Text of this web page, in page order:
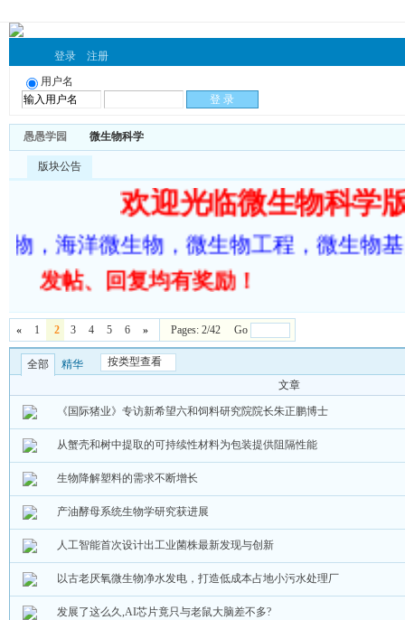
登录 注册
用户名
愚愚学园 微生物科学
版块公告
欢迎光临微生物科学
，海洋微生物，微生物工程，微生物
发帖、回复均有奖励！
« 1 2 3 4 5 6 » Pages: 2/42 Go
全部 精华
按类型查看
文章
《国际猪业》专访新希望六和饲料研究院院长朱正鹏博士
从蟹壳和树中提取的可持续性材料为包装提供阻隔性能
生物降解塑料的需求不断增长
产油酵母系统生物学研究获进展
人工智能首次设计出工业菌株最新发现与创新
以古老厌氧微生物净水发电，打造低成本占地小污水处理厂
发展了这么久,AI芯片竟只与老鼠大脑差不多?